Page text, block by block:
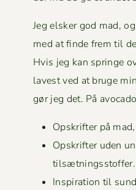
Jeg elsker god mad,
med at finde frem til
Hvis jeg kan springe
lavest ved at bruge
gør jeg det. På
Opskrifter på
Opskrifter uden
tilsætningsstoffer.
Inspi­ra­tion til